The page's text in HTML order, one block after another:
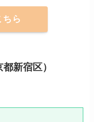
ら
新宿区）